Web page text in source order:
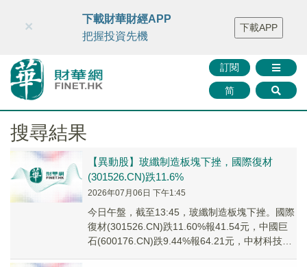
財華智庫網 FINTV FINMETA 財華證券 媒體矩陣
智庫沙龍
聯絡我們
訂閱
简
×
下載財華財經APP
把握投資先機
下載APP
搜尋結果
【異動股】玻纖制造板塊下挫，國際復材
(301526.CN)跌11.6%
2026年07月06日 下午1:45
今日午盤，截至13:45，玻纖制造板塊下挫。國際
復材(301526.CN)跌11.60%報41.54元，中國巨
石(600176.CN)跌9.44%報64.21元，中材科技